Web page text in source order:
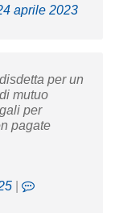
aprile 2023
per un
mutuo
per
pagate